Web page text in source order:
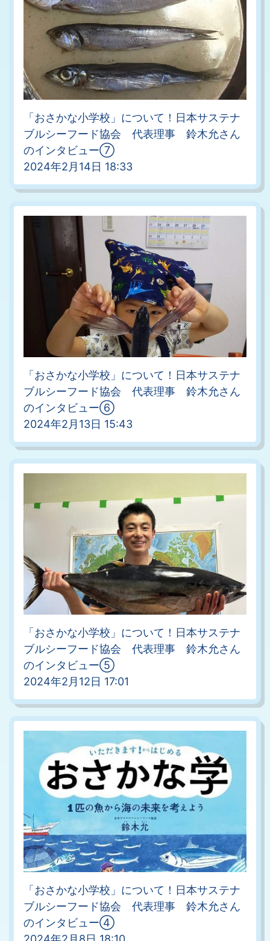
「おさかな小学校」について！日本サステナ
ブルシーフード協会 代表理事 鈴木允さん
のインタビュー⑦
2024年2月14日 18:33
「おさかな小学校」について！日本サステナ
ブルシーフード協会 代表理事 鈴木允さん
のインタビュー⑥
2024年2月13日 15:43
「おさかな小学校」について！日本サステナ
ブルシーフード協会 代表理事 鈴木允さん
のインタビュー⑤
2024年2月12日 17:01
「おさかな小学校」について！日本サステナ
ブルシーフード協会 代表理事 鈴木允さん
のインタビュー④